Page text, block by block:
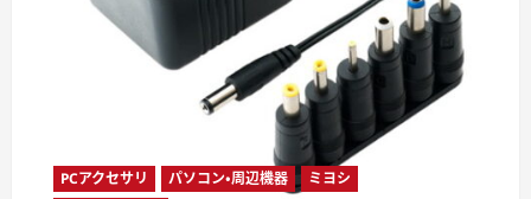
PCアクセサリ パソコン・周辺機器
ミヨシ